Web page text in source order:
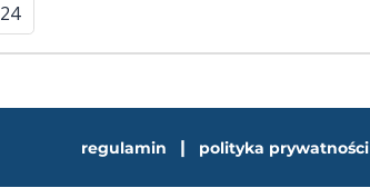
24
regulamin | polityka prywatności